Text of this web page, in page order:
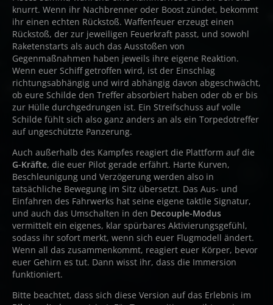
knurrt. Wenn ihr Nachbrenner oder Boost zündet, bekommt
ihr einen echten Rückstoß. Waffenfeuer erzeugt einen
Rückstoß, der zur jeweiligen Feuerkraft passt, und sowohl
Raketenstarts als auch das Ausstoßen von
Gegenmaßnahmen haben jeweils ihre eigene Reaktion.
Wenn euer Schiff getroffen wird, ist der Einschlag
richtungsabhängig und wird abhängig davon abgeschwächt,
ob eure Schilde den Treffer absorbiert haben oder ob er bis
zur Hülle durchgedrungen ist. Ein Streifschuss auf volle
Schilde fühlt sich also ganz anders an als ein Torpedotreffer
auf ungeschützte Panzerung.
Auch außerhalb des Kampfes reagiert die Plattform auf die
G-Kräfte, die euer Pilot gerade erfährt. Harte Kurven,
Beschleunigung und Verzögerung werden also in
tatsächliche Bewegung im Sitz übersetzt. Das Aus- und
Einfahren des Fahrwerks hat seine eigene taktile Signatur,
und auch das Umschalten in den Decouple-Modus
vermittelt ein eigenes, klar spürbares Aktivierungsgefühl,
sodass ihr sofort merkt, wenn sich euer Flugmodell ändert.
Wenn all das zusammenkommt, reagiert euer Körper, bevor
euer Gehirn es tut. Dann wisst ihr, dass die Immersion
funktioniert.
Bitte beachtet, dass sich diese Version auf das Erlebnis im